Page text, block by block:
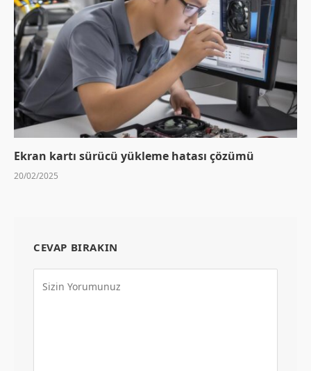
Ekran kartı sürücü yükleme hatası çözümü
20/02/2025
CEVAP BIRAKIN